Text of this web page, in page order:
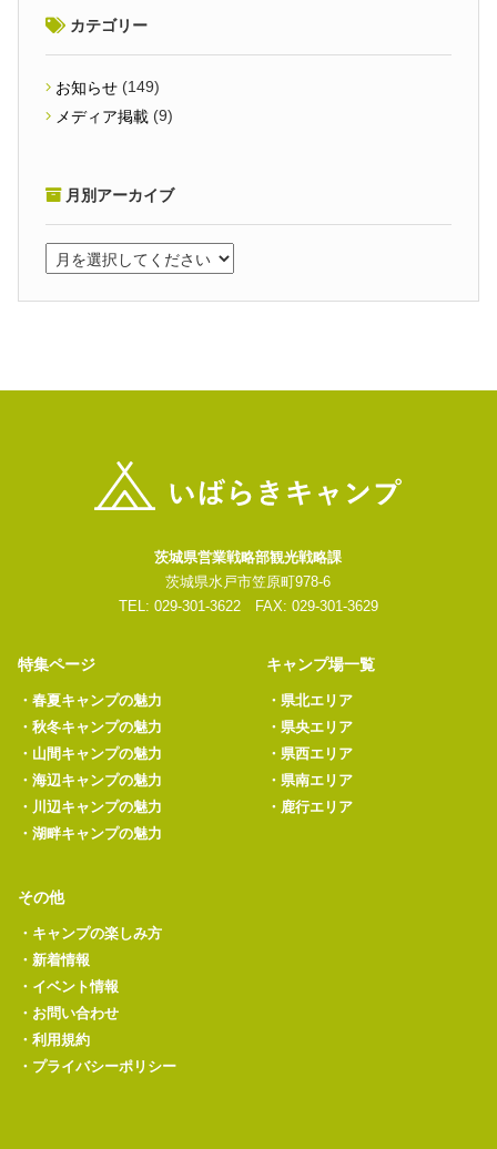
カテゴリー
お知らせ (149)
メディア掲載 (9)
月別アーカイブ
茨城県営業戦略部観光戦略課
茨城県水戸市笠原町978-6
TEL: 029-301-3622 FAX: 029-301-3629
特集ページ
・ 春夏キャンプの魅力
・ 秋冬キャンプの魅力
・ 山間キャンプの魅力
・ 海辺キャンプの魅力
・ 川辺キャンプの魅力
・ 湖畔キャンプの魅力
キャンプ場一覧
・ 県北エリア
・ 県央エリア
・ 県西エリア
・ 県南エリア
・ 鹿行エリア
その他
・ キャンプの楽しみ方
・ 新着情報
・ イベント情報
・ お問い合わせ
・ 利用規約
・ プライバシーポリシー